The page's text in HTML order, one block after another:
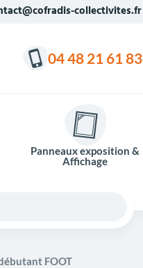
collectivites.fr
04 48 21 61 83
Panneaux exposition &
Affichage
FOOT